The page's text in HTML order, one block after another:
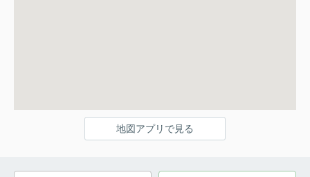
地図アプリで見る